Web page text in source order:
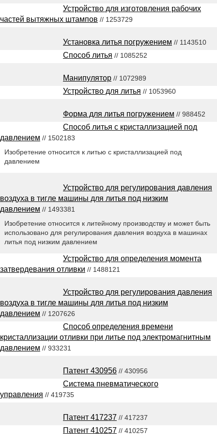
Устройство для изготовления рабочих
частей вытяжных штампов // 1253729
Установка литья погружением // 1143510
Способ литья // 1085252
Манипулятор // 1072989
Устройство для литья // 1053960
Форма для литья погружением // 988452
Способ литья с кристаллизацией под
давлением // 1502183
Изобретение относится к литью с кристаллизацией под
давлением
Устройство для регулирования давления
воздуха в тигле машины для литья под низким
давлением // 1493381
Изобретение относится к литейному производству и может быть
использовано для регулирования давления воздуха в машинах
литья под низким давлением
Устройство для определения момента
затвердевания отливки // 1488121
Устройство для регулирования давления
воздуха в тигле машины для литья под низким
давлением // 1207626
Способ определения времени
кристаллизации отливки при литье под электромагнитным
давлением // 933231
Патент 430956 // 430956
Система пневматического
управления // 419735
Патент 417237 // 417237
Патент 410257 // 410257